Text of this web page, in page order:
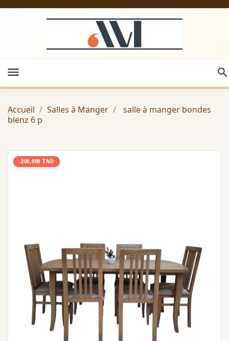
menu
Accueil Salles à Manger
salle à manger bondes
blenz 6 p
-200,000 TND